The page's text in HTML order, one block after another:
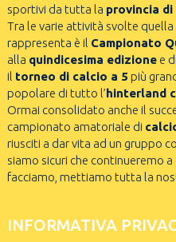
sportivi da tutta la provincia di
Tra le varie attività svolte
rappresenta è il Campionato
alla quindicesima edizionee
il torneo di calcio a 5 più
popolare di tutto l’hinterland
Ormai consolidato anche il
campionato amatoriale di
riusciti a dar vita ad un gruppo
siamo sicuri che continueremo
facciamo, mettiamo tutta la
INFORMATIVA